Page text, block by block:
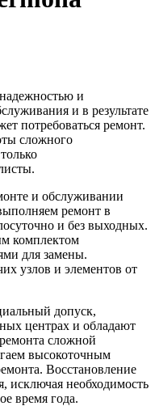
и
и в результате
потребоваться ремонт.
сложного
и обслуживании
ремонт в
и без выходных.
комплектом
для замены.
узлов и элементов от
допуск,
центрах и обладают
сложной
высокоточным
Восстановление
исключая необходимость
время года.